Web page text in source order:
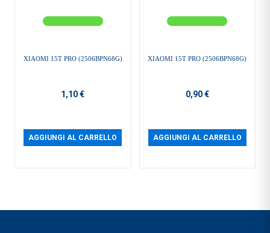
XIAOMI 15T PRO (2506BPN68G)
1,10 €
AGGIUNGI AL CARRELLO
XIAOMI 15T PRO (2506BPN68G)
0,90 €
AGGIUNGI AL CARRELLO